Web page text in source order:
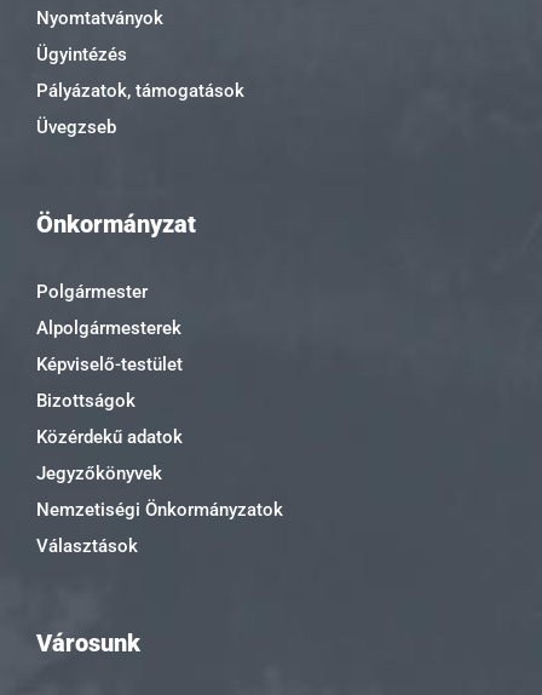
Nyomtatványok
Ügyintézés
Pályázatok, támogatások
Üvegzseb
Önkormányzat
Polgármester
Alpolgármesterek
Képviselő-testület
Bizottságok
Közérdekű adatok
Jegyzőkönyvek
Nemzetiségi Önkormányzatok
Választások
Városunk